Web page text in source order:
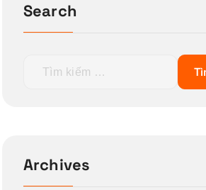
Search
ế
Archives